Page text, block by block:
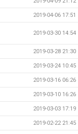
2019-04-06 17:51
2019-03-30 14:54
2019-03-28 21:30
2019-03-24 10:45
2019-03-16 06:26
2019-03-10 16:26
2019-03-03 17:19
2019-02-22 21:45